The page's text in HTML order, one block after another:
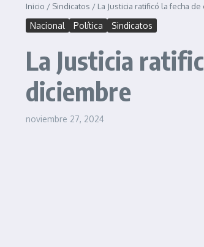
Inicio / Sindicatos / La Justicia ratificó la fecha
Nacional Política Sindicatos
La Justicia
diciembre
noviembre 27, 2024